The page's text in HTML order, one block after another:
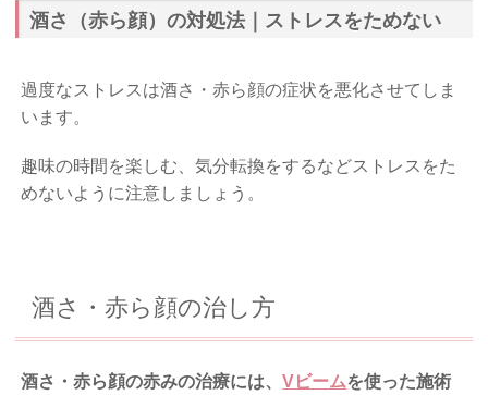
酒さ（赤ら顔）の対処法｜ストレスをためない
過度なストレスは酒さ・赤ら顔の症状を悪化させてしま
います。
趣味の時間を楽しむ、気分転換をするなどストレスをた
めないように注意しましょう。
酒さ・赤ら顔の治し方
酒さ・赤ら顔の赤みの治療には、Vビームを使った施術